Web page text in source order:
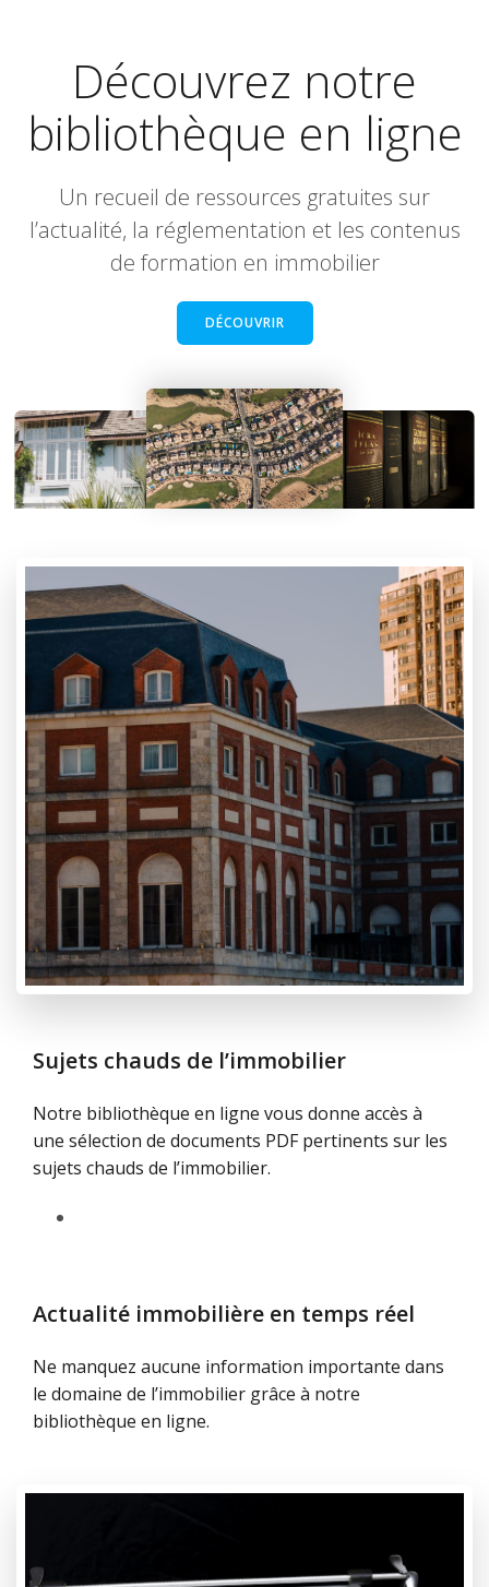
Découvrez notre
bibliothèque en ligne
Un recueil de ressources gratuites sur
l’actualité, la réglementation et les contenus
de formation en immobilier
DÉCOUVRIR
Sujets chauds de l’immobilier
Notre bibliothèque en ligne vous donne accès à
une sélection de documents PDF pertinents sur les
sujets chauds de l’immobilier.
Actualité immobilière en temps réel
Ne manquez aucune information importante dans
le domaine de l’immobilier grâce à notre
bibliothèque en ligne.